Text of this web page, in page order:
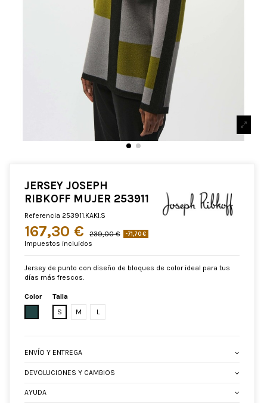
JERSEY JOSEPH
RIBKOFF MUJER 253911
Referencia 253911.KAKI.S
167,30 € 239,00 € -71,70 €
Impuestos incluidos
Jersey de punto con diseño de bloques de color ideal para tus
días más frescos.
Color
Talla
S
M L
ENVÍO Y ENTREGA
DEVOLUCIONES Y CAMBIOS
AYUDA